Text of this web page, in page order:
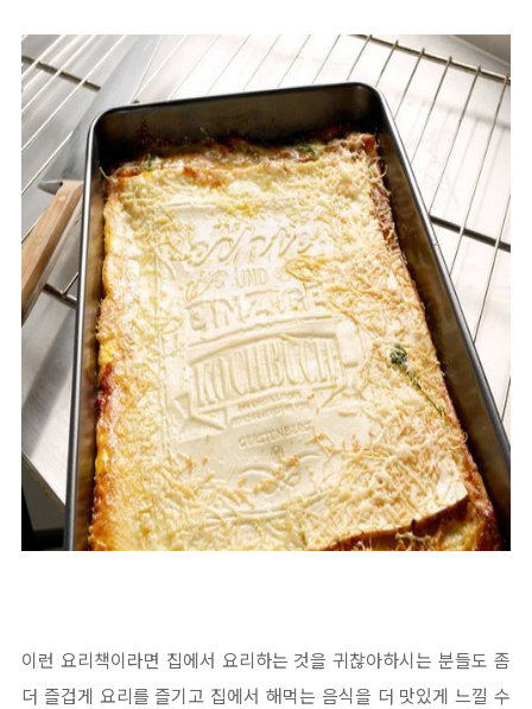
이런 요리책이라면 집에서 요리하는 것을 귀찮아하시는 분들도 좀
더 즐겁게 요리를 즐기고 집에서 해먹는 음식을 더 맛있게 느낄 수